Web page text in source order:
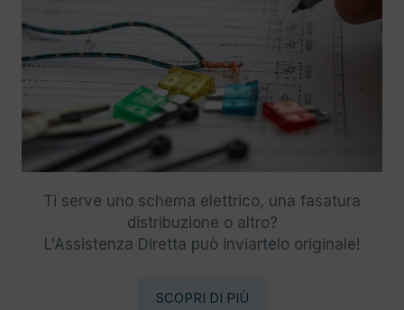
Ti serve uno schema elettrico, una fasatura
distribuzione o altro?
L'Assistenza Diretta può inviartelo originale!
SCOPRI DI PIÙ